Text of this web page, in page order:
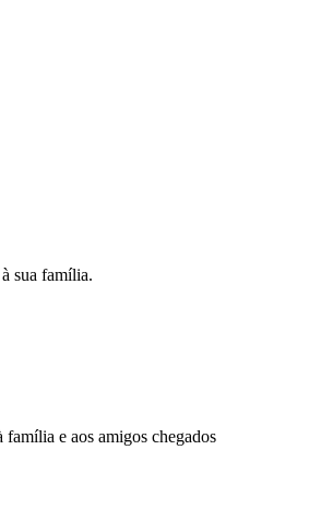
sua família.
família e aos amigos chegados